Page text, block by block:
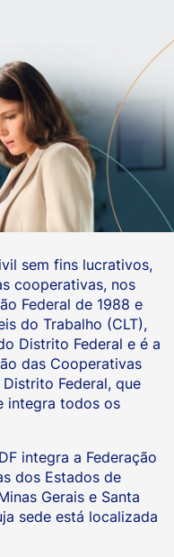
sem fins lucrativos,
cooperativas, nos
Federal de 1988 e
do Trabalho (CLT),
Distrito Federal e é a
das Cooperativas
Federal, que
integra todos os
integra a Federação
dos Estados de
Gerais e Santa
sede está localizada